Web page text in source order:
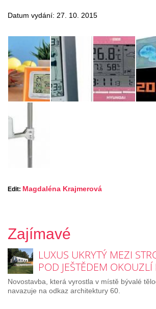
Datum vydání: 27. 10. 2015
Edit: Magdaléna Krajmerová
Zajímavé
LUXUS UKRYTÝ MEZI
POD JEŠTĚDEM
Novostavba, která vyrostla v místě bývalé
navazuje na odkaz architektury 60.